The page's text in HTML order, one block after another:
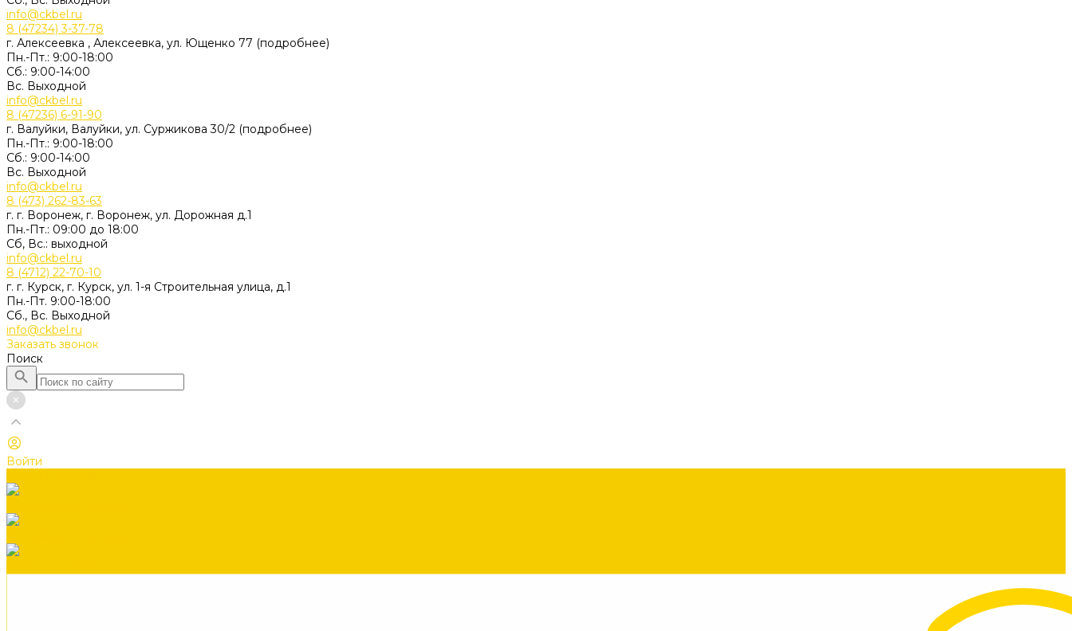
info@ckbel.ru
8 (47234) 3-37-78
г. Алексеевка , Алексеевка, ул. Ющенко 77 (подробнее)
Пн.-Пт.: 9:00-18:00
Сб.: 9:00-14:00
Вс. Выходной
info@ckbel.ru
8 (47236) 6-91-90
г. Валуйки, Валуйки, ул. Суржикова 30/2 (подробнее)
Пн.-Пт.: 9:00-18:00
Сб.: 9:00-14:00
Вс. Выходной
info@ckbel.ru
8 (473) 262-83-63
г. г. Воронеж, г. Воронеж, ул. Дорожная д.1
Пн.-Пт.: 09:00 до 18:00
Сб, Вс.: выходной
info@ckbel.ru
8 (4712) 22-70-10
г. г. Курск, г. Курск, ул. 1-я Строительная улица, д.1
Пн.-Пт. 9:00-18:00
Сб., Вс. Выходной
info@ckbel.ru
Заказать звонок
Поиск
Войти